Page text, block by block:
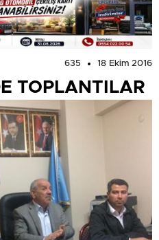
635 18 Ekim 2016
TOPLANTILAR